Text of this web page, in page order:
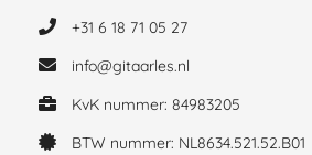
+31 6 18 71 05 27
info@gitaarles.nl
KvK nummer: 84983205
BTW nummer: NL8634.521.52.B01